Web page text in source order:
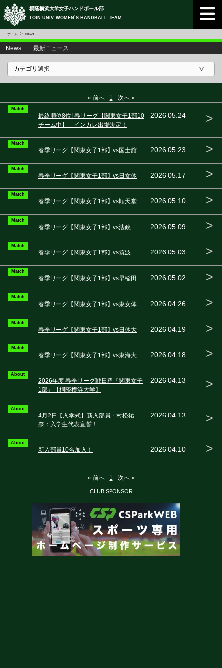
桐蔭横浜大学女子ハンドボール部
TOIN UNIV. WOMEN`S HANDBALL TEAM
ホーム News
News 最新ニュース
« 前へ 1 次へ »
Match
最終順位8位! 春リーグ【関東女子1部10
チーム中】 インカレ出場決定！
2026.05.24 >
Match
春季リーグ【関東女子1部】vs国士舘 2026.05.23 >
Match
春季リーグ【関東女子1部】vs日女体 2026.05.17 >
Match
春季リーグ【関東女子1部】vs順天堂 2026.05.10 >
Match
春季リーグ【関東女子1部】vs法政 2026.05.09 >
Match
春季リーグ【関東女子1部】vs筑波 2026.05.03 >
Match
春季リーグ【関東女子1部】vs早稲田 2026.05.02 >
Match
春季リーグ【関東女子1部】vs東女体 2026.04.26 >
Match
春季リーグ【関東女子1部】vs日体大 2026.04.19 >
Match
春季リーグ【関東女子1部】vs東海大 2026.04.18 >
About
2026年度 春季リーグ戦日程『関東女子
1部』【桐蔭横浜大学】
2026.04.13 >
About
4月2日【入学式】新入部員：村松祐
奈：入学生代表宣誓！
2026.04.13 >
About
新入部員10名加入！ 2026.04.10 >
« 前へ 1 次へ »
CLUB SPONSOR